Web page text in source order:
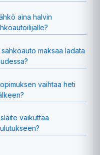
aina halvin
maksaa ladata
vaihtaa heti
vaikuttaa